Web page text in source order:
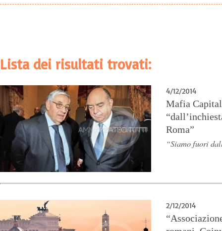
Lista dei risultati trovati:
4/12/2014
Mafia
Roma”
“Siamo fuori
2/12/2014